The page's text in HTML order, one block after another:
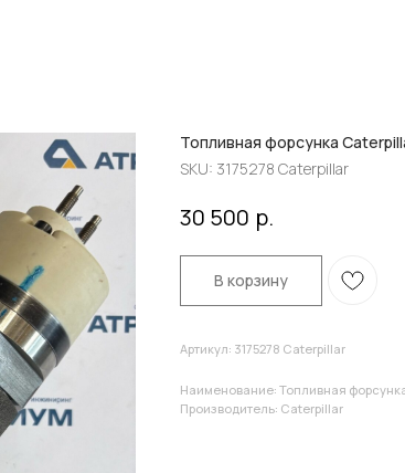
Топливная форсунка
SKU: 3175278 Caterpillar
30 500 р.
В корзину
Артикул: 3175278 Caterpillar
Наименование: Топливная
Производитель: Caterpillar